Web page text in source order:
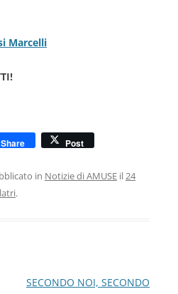
Marcelli
Share Post
in Notizie di AMUSE il24
.
SECONDO NOI, SECONDO